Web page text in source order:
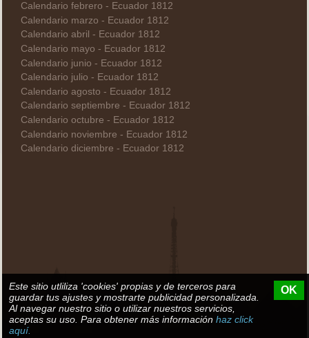
Calendario febrero - Ecuador 1812
Calendario marzo - Ecuador 1812
Calendario abril - Ecuador 1812
Calendario mayo - Ecuador 1812
Calendario junio - Ecuador 1812
Calendario julio - Ecuador 1812
Calendario agosto - Ecuador 1812
Calendario septiembre - Ecuador 1812
Calendario octubre - Ecuador 1812
Calendario noviembre - Ecuador 1812
Calendario diciembre - Ecuador 1812
Este sitio utliliza 'cookies' propias y de terceros para
guardar tus ajustes y mostrarte publicidad personalizada.
Al navegar nuestro sitio o utilizar nuestros servicios,
aceptas su uso. Para obtener más información haz click
aquí.
OK